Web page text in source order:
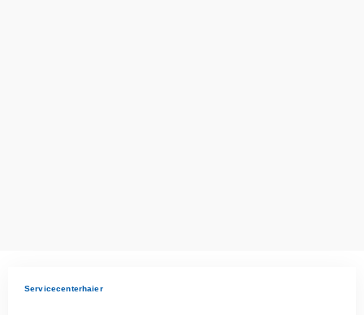
Servicecenterhaier